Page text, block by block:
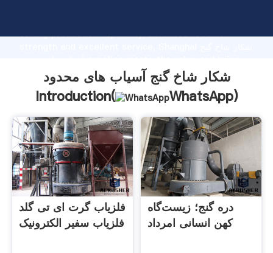
strong production capability, advanced research
values to all of customers.
شکار شاخ گنج آسیاب های محدود
Introduction(
WhatsApp)
فلزیاب گرت ای تی گلد
فلزیاب سفیر الکترونیک
دره گنج؛ زیست‌گاه
کهن انسانی امرداد